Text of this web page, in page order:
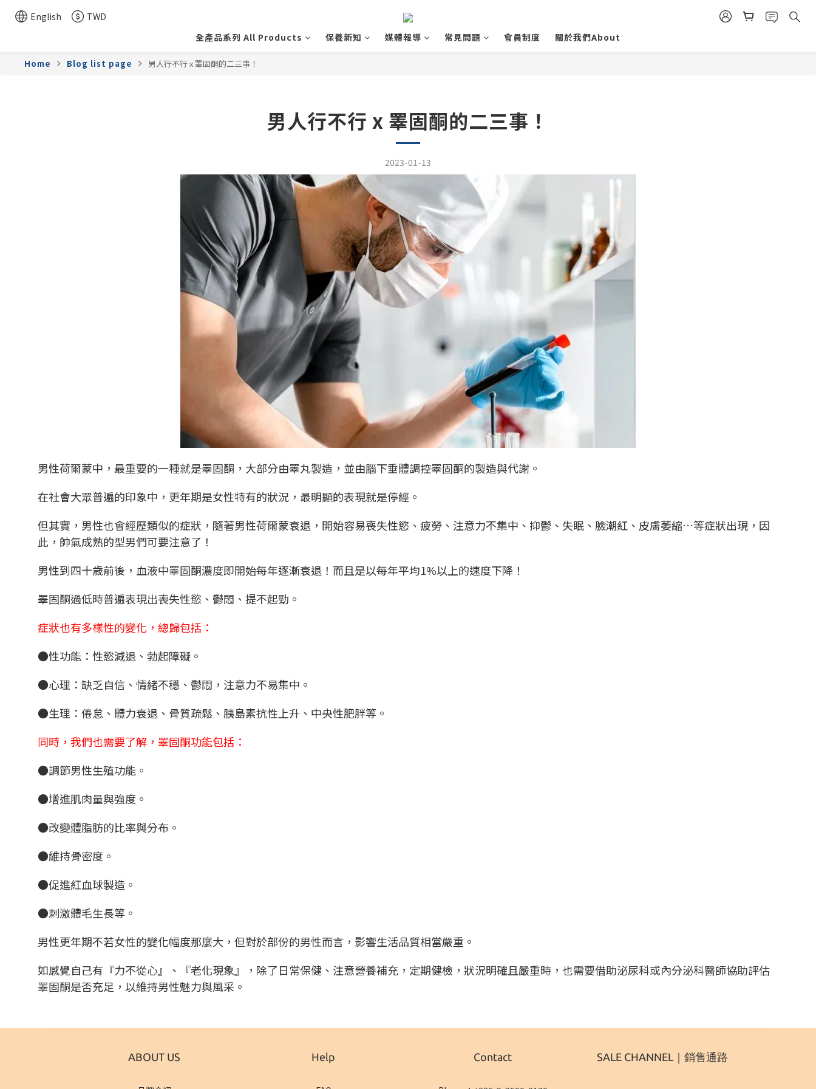
English
TWD
全產品系列 All Products
保養新知 媒體報導 常見問題 會員制度 關於我們About
Home Blog list page 男人行不行 x 睪固酮的二三事！
男人行不行 x 睪固酮的二三事！
2023-01-13
男性荷爾蒙中，最重要的一種就是睪固酮，大部分由睪丸製造，並由腦下垂體調控睪固酮的製造與代謝。
在社會大眾普遍的印象中，更年期是女性特有的狀況，最明顯的表現就是停經。
但其實，男性也會經歷類似的症狀，隨著男性荷爾蒙衰退，開始容易喪失性慾、疲勞、注意力不集中、抑鬱、失眠、臉潮紅、皮膚萎縮…等症狀出現，因
此，帥氣成熟的型男們可要注意了！
男性到四十歲前後，血液中睪固酮濃度即開始每年逐漸衰退！而且是以每年平均1%以上的速度下降！
睪固酮過低時普遍表現出喪失性慾、鬱悶、提不起勁。
症狀也有多樣性的變化，總歸包括：
●性功能：性慾減退、勃起障礙。
●心理：缺乏自信、情緒不穩、鬱悶，注意力不易集中。
●生理：倦怠、體力衰退、骨質疏鬆、胰島素抗性上升、中央性肥胖等。
同時，我們也需要了解，睪固酮功能包括：
●調節男性生殖功能。
●增進肌肉量與強度。
●改變體脂肪的比率與分布。
●維持骨密度。
●促進紅血球製造。
●刺激體毛生長等。
男性更年期不若女性的變化幅度那麼大，但對於部份的男性而言，影響生活品質相當嚴重。
如感覺自己有『力不從心』、『老化現象』，除了日常保健、注意營養補充，定期健檢，狀況明確且嚴重時，也需要借助泌尿科或內分泌科醫師協助評估
睪固酮是否充足，以維持男性魅力與風采。
ABOUT US Help Contact SALE CHANNEL｜銷售通路